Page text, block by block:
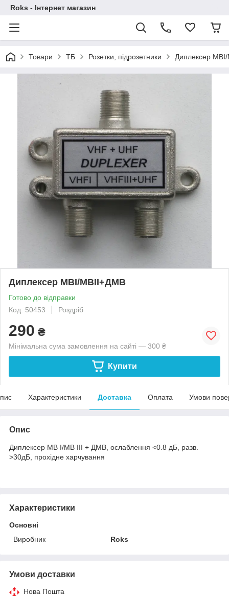
Roks - Інтернет магазин
Товари ТБ Розетки, підрозетники Диплексер
Диплексер MBI/MBII+ДМВ
Готово до відправки
Код: 50453
Роздріб
290 ₴
Мінімальна сума замовлення на сайті — 300 ₴
Купити
Характеристики Доставка Оплата Умови
Опис
Диплексер MB I/МВ III + ДМВ, ослаблення <0.8 дБ, разв.
>30дБ, прохідне харчування
Характеристики
Основні
Виробник
Roks
Умови доставки
Нова Пошта